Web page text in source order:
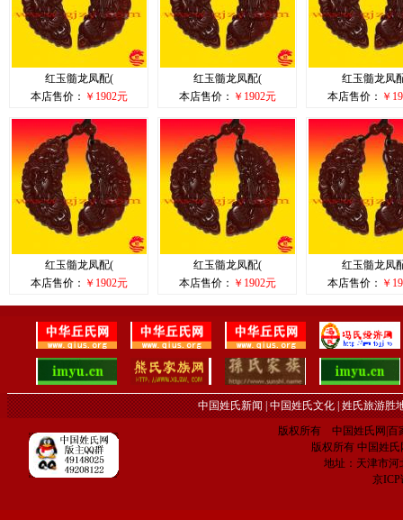
红玉髓龙凤配(
本店售价： ￥1902元
红玉髓龙凤配(
本店售价： ￥1902元
红玉髓龙凤
本店售价： ￥
红玉髓龙凤配(
本店售价： ￥1902元
红玉髓龙凤配(
本店售价： ￥1902元
红玉髓龙凤
本店售价： ￥
中国姓氏新闻|中国姓氏文化|姓氏旅游胜
版权所有 中国姓氏网|百
版权所有 中国姓氏
地址：天津市河
京ICP